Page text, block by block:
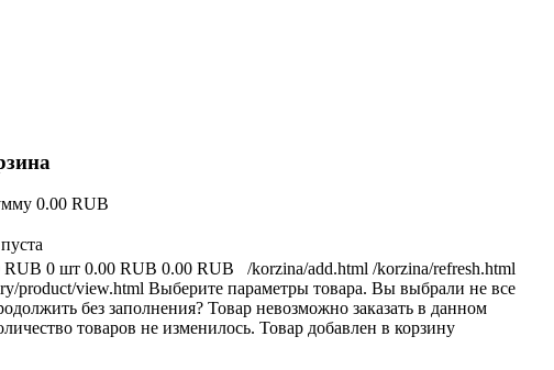
0.00 RUB
RUB 0 шт 0.00 RUB 0.00 RUB /korzina/add.html /korzina/refresh.html
product/view.html Выберите параметры товара. Вы выбрали не все
без заполнения? Товар невозможно заказать в данном
товаров не изменилось. Товар добавлен в корзину